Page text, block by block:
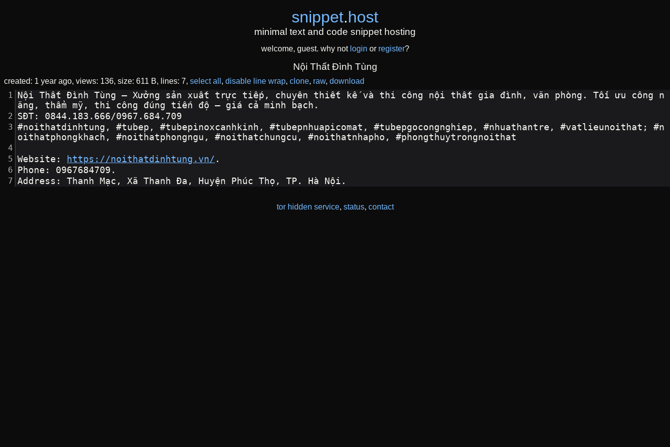
snippet.host
minimal text and code snippet hosting
welcome, guest. why not login or register?
Nội Thất Đình Tùng
created: 1 year ago views: 136 size: 611 B lines: 7 select all disable line wrap clone raw download
Nội Thất Đình Tùng – Xưởng sản xuất trực tiếp, chuyên thiết kế và thi công nội thất gia đình, văn phòng. Tối ưu công n
ăng, thẩm mỹ, thi công đúng tiến độ – giá cả minh bạch.
SĐT: 0844.183.666/0967.684.709
#noithatdinhtung, #tubep, #tubepinoxcanhkinh, #tubepnhuapicomat, #tubepgocongnghiep, #nhuathantre, #vatlieunoithat; #n
oithatphongkhach, #noithatphongngu, #noithatchungcu, #noithatnhapho, #phongthuytrongnoithat
Website: https://noithatdinhtung.vn/ .
Phone: 0967684709.
Address: Thanh Mạc, Xã Thanh Đa, Huyện Phúc Thọ, TP. Hà Nội.
tor hidden service, status, contact